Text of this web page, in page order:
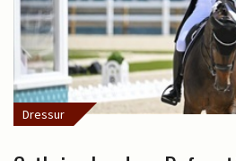
Dressur